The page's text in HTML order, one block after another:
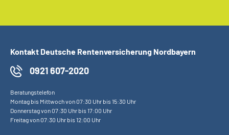
Kontakt Deutsche Rentenversicherung Nordbayern
0921 607-2020
Beratungstelefon
Montag bis Mittwoch von 07:30 Uhr bis 15:30 Uhr
Donnerstag von 07:30 Uhr bis 17:00 Uhr
Freitag von 07:30 Uhr bis 12:00 Uhr